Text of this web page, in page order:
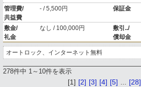
管理費/
共益費
- / 5,500円 保証金
敷金/
礼金
なし / 100,000円
敷引../
償却金
オートロック、インターネット無料
278件中 1～10件を表示
[1] [2] [3] [4] [5] ... [28]